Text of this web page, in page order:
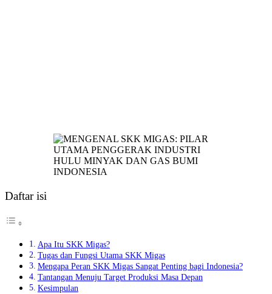
Daftar isi
Apa Itu SKK Migas?
Tugas dan Fungsi Utama SKK Migas
Mengapa Peran SKK Migas Sangat Penting bagi Indonesia?
Tantangan Menuju Target Produksi Masa Depan
Kesimpulan